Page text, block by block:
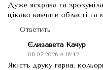
Дуже яскрава та
цікаво вивчати області та
Ответить
Єлизавета Качур
08.02.2026 в 16:42
Якість друку гарна,